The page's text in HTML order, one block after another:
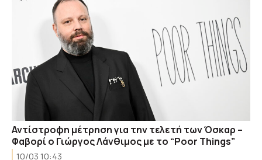
Αντίστροφη μέτρηση για την τελετή των Όσκαρ –
Φαβορί ο Γιώργος Λάνθιμος με το “Poor Things”
10/03 10:43